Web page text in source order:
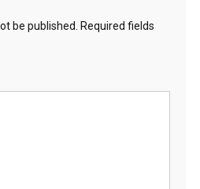
be published.
Required fields